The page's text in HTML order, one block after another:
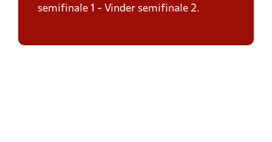
semifinale 1 - Vinder semifinale 2.